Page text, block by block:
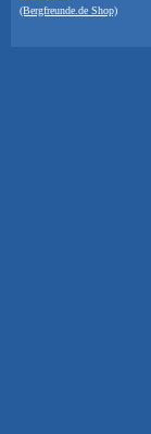
(Bergfreunde.de Shop)